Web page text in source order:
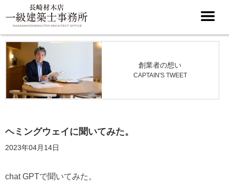
創業者の想い
CAPTAIN'S TWEET
ヘミングウェイに聞いてみた。
2023年04月14日
chat GPTで聞いてみた。